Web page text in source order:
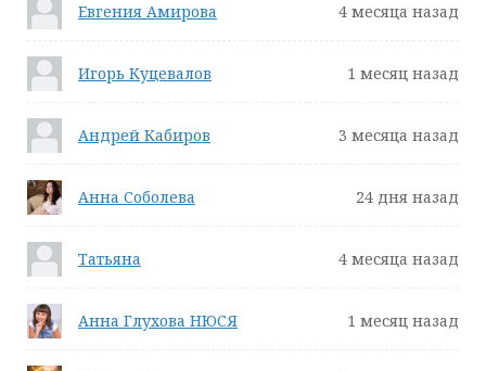
Евгения Амирова 4 месяца назад
Игорь Куцевалов 1 месяц назад
Андрей Кабиров 3 месяца назад
Анна Соболева 24 дня назад
Татьяна 4 месяца назад
Анна Глухова НЮСЯ 1 месяц назад